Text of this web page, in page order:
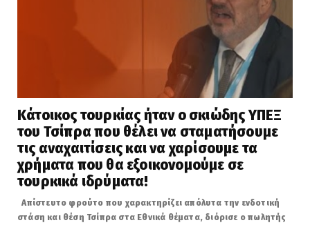
Κάτοικος τουρκίας ήταν ο σκιώδης ΥΠΕΞ
του Τσίπρα που θέλει να σταματήσουμε
τις αναχαιτίσεις και να χαρίσουμε τα
χρήματα που θα εξοικονομούμε σε
τουρκικά ιδρύματα!
Απίστευτο φρούτο που χαρακτηρίζει απόλυτα την ενδοτική
στάση και θέση Τσίπρα στα Εθνικά θέματα, διόρισε ο πωλητής